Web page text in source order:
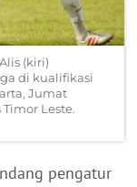
(kiri)
di kualifikasi
Jumat
Timor Leste.
pengatur